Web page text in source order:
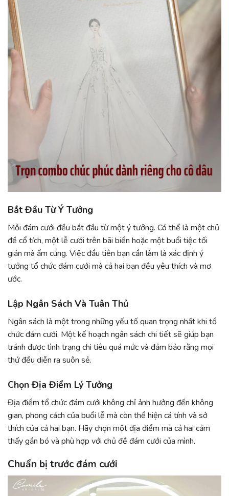
Bắt Đầu Từ Ý Tưởng
Mỗi đám cưới đều bắt đầu từ một ý tưởng. Có thể là một chủ
đề cổ tích, một lễ cưới trên bãi biển hoặc một buổi tiệc tối
giản mà ấm cúng. Việc đầu tiên bạn cần làm là xác định ý
tưởng tổ chức đám cưới mà cả hai bạn đều yêu thích và mơ
ước.
Lập Ngân Sách Và Tuân Thủ
Ngân sách là một trong những yếu tố quan trọng nhất khi tổ
chức đám cưới. Một kế hoạch ngân sách chi tiết sẽ giúp bạn
tránh được tình trạng chi tiêu quá mức và đảm bảo rằng mọi
thứ đều diễn ra suôn sẻ.
Chọn Địa Điểm Lý Tưởng
Địa điểm tổ chức đám cưới không chỉ ảnh hưởng đến không
gian, phong cách của buổi lễ mà còn thể hiện cá tính và sở
thích của cả hai bạn. Hãy chọn một địa điểm mà cả hai cảm
thấy gắn bó và phù hợp với chủ đề đám cưới của mình.
Chuẩn bị trước đám cưới